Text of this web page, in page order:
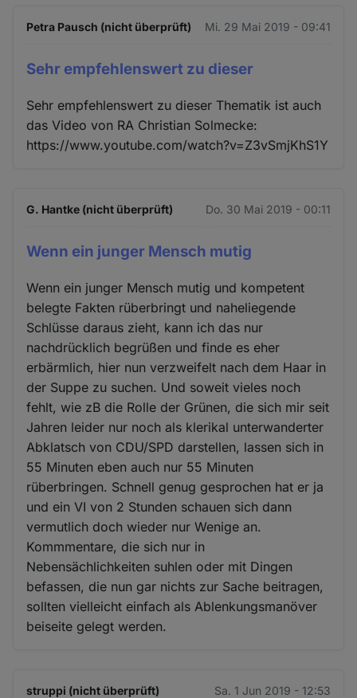
Petra Pausch (nicht überprüft) Mi. 29 Mai 2019 - 09:41
Sehr empfehlenswert zu dieser
Sehr empfehlenswert zu dieser Thematik ist auch
das Video von RA Christian Solmecke:
https://www.youtube.com/watch?v=Z3vSmjKhS1Y
G. Hantke (nicht überprüft) Do. 30 Mai 2019 - 00:11
Wenn ein junger Mensch mutig
Wenn ein junger Mensch mutig und kompetent
belegte Fakten rüberbringt und naheliegende
Schlüsse daraus zieht, kann ich das nur
nachdrücklich begrüßen und finde es eher
erbärmlich, hier nun verzweifelt nach dem Haar in
der Suppe zu suchen. Und soweit vieles noch
fehlt, wie zB die Rolle der Grünen, die sich mir seit
Jahren leider nur noch als klerikal unterwanderter
Abklatsch von CDU/SPD darstellen, lassen sich in
55 Minuten eben auch nur 55 Minuten
rüberbringen. Schnell genug gesprochen hat er ja
und ein VI von 2 Stunden schauen sich dann
vermutlich doch wieder nur Wenige an.
Kommmentare, die sich nur in
Nebensächlichkeiten suhlen oder mit Dingen
befassen, die nun gar nichts zur Sache beitragen,
sollten vielleicht einfach als Ablenkungsmanöver
beiseite gelegt werden.
struppi (nicht überprüft) Sa. 1 Jun 2019 - 12:53